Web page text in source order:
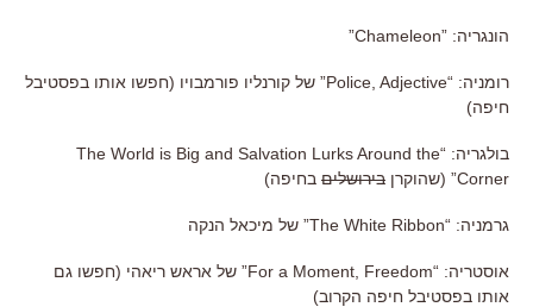
הונגריה: ”Chameleon”
רומניה: “Police, Adjective” של קורנליו פורמבויו (חפשו אותו בפסטיבל
חיפה)
בולגריה: “The World is Big and Salvation Lurks Around the
Corner” (שהוקרן
בירושלים בחיפה)
גרמניה: “The White Ribbon” של מיכאל הנקה
אוסטריה: “For a Moment, Freedom” של אראש ריאהי (חפשו גם
אותו בפסטיבל חיפה הקרוב)